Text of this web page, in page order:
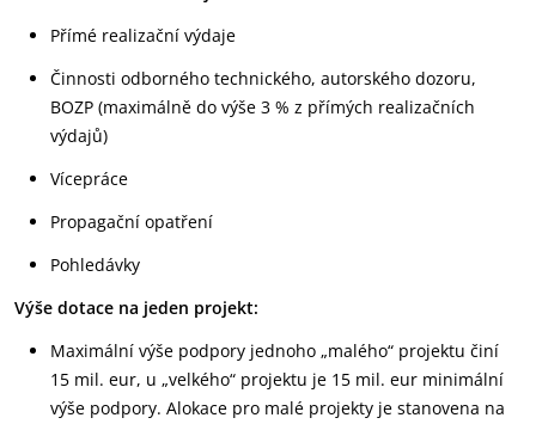
Přímé realizační výdaje
Činnosti odborného technického, autorského dozoru,
BOZP (maximálně do výše 3 % z přímých realizačních
výdajů)
Vícepráce
Propagační opatření
Pohledávky
Výše dotace na jeden projekt:
Maximální výše podpory jednoho „malého“ projektu činí
15 mil. eur, u „velkého“ projektu je 15 mil. eur minimální
výše podpory. Alokace pro malé projekty je stanovena na